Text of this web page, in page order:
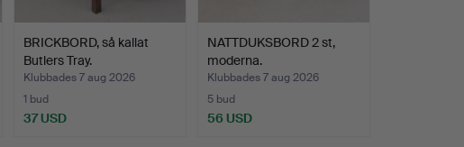
BRICKBORD, så kallat
Butlers Tray.
Klubbades 7 aug 2026
1 bud
37 USD
NATTDUKSBORD 2 st,
moderna.
Klubbades 7 aug 2026
5 bud
56 USD